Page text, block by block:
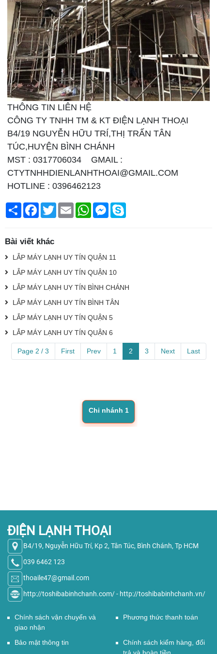
THÔNG TIN LIÊN HỆ
CÔNG TY TNHH TM & KT ĐIỆN LẠNH THOẠI
B4/19 NGUYỄN HỮU TRÍ,THỊ TRẤN TÂN
TÚC,HUYỆN BÌNH CHÁNH
MST : 0317706034 GMAIL :
CTYTNHHDIENLANHTHOAI@GMAIL.COM
HOTLINE : 0396462123
Chia
sẻ
Facebook
TwitterEmail WhatsAppMessenger
Bài viết khác
LẮP MÁY LẠNH UY TÍN QUẬN 11
LẮP MÁY LẠNH UY TÍN QUẬN 10
LẮP MÁY LẠNH UY TÍN BÌNH CHÁNH
LẮP MÁY LẠNH UY TÍN BÌNH TÂN
LẮP MÁY LẠNH UY TÍN QUẬN 5
LẮP MÁY LẠNH UY TÍN QUẬN 6
Page 2 / 3 First Prev 1 2 3 Next Last
Chi nhánh 1
ĐIỆN LẠNH THOẠI
B4/19, Nguyễn Hữu Trí, Kp 2, Tân Túc, Bình Chánh, Tp HCM
039 6462 123
thoaile47@gmail.com
http://toshibabinhchanh.com/- http://toshibabinhchanh.vn/
Chính sách vận chuyển và
giao nhận
Phương thức thanh toán
Bảo mật thông tin
Chính sách kiểm hàng, đổi